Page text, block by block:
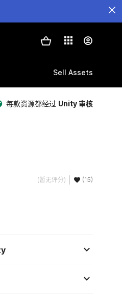
Sell Assets
每款资源都经过 Unity 审核
(暂无评分) (15)